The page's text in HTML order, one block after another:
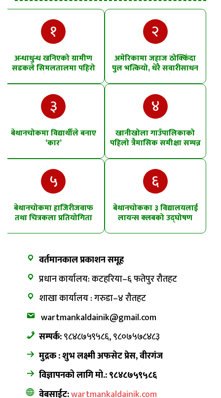
१
अन्धाधुन्ध खनिएको ग्रामीण
सडकले सिमलतालमा पहिरो
२
अमेरिकामा जहाज ठोक्किँदा
पुल भत्कियो, धेरै सवारीसाधन
३
बेथानचोकमा विद्यार्थीले बनाए
‘कार’
४
खानीखोला गाउँपालिकाको
पहिलो त्रैमासिक समीक्षा सम्पन्न
५
बेथानचोकमा हाजिरीजवाफ
तथा चित्रकला प्रतियोगिता
६
बेथानचोकका ३ विद्यालयलाई
लायन्स क्लबको उद्घोषण
वर्तमानकाल प्रकाशन समूह
प्रधान कार्यालय: कटहरिया–६ फतेपुर रौतहट
शाखा कार्यालय : गरुडा–४ रौतहट
wartmankaldainik@gmail.com
सम्पर्क:९८४८७५९५८६, ९८०७५७८४८३
मुद्रक : शुभ लक्ष्मी अफसेट प्रेस, वीरगंज
विज्ञापनको लागि मो.: ९८४८७५९५८६
वेबसाईट:wartmankaldainik.com